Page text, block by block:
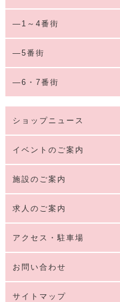
—1～4番街
—5番街
—6・7番街
ショップニュース
イベントのご案内
施設のご案内
求人のご案内
アクセス・駐車場
お問い合わせ
サイトマップ